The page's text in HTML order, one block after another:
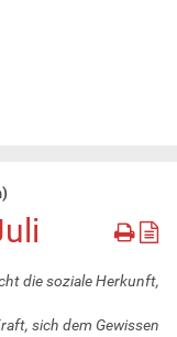
die soziale Herkunft,
sich dem Gewissen